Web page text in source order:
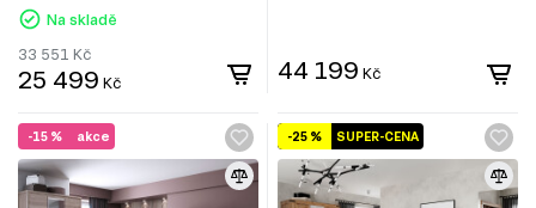
Na skladě
33 551 Kč
25 499 Kč 44 199 Kč
akce
-15 % SUPER-CENA
-25 %